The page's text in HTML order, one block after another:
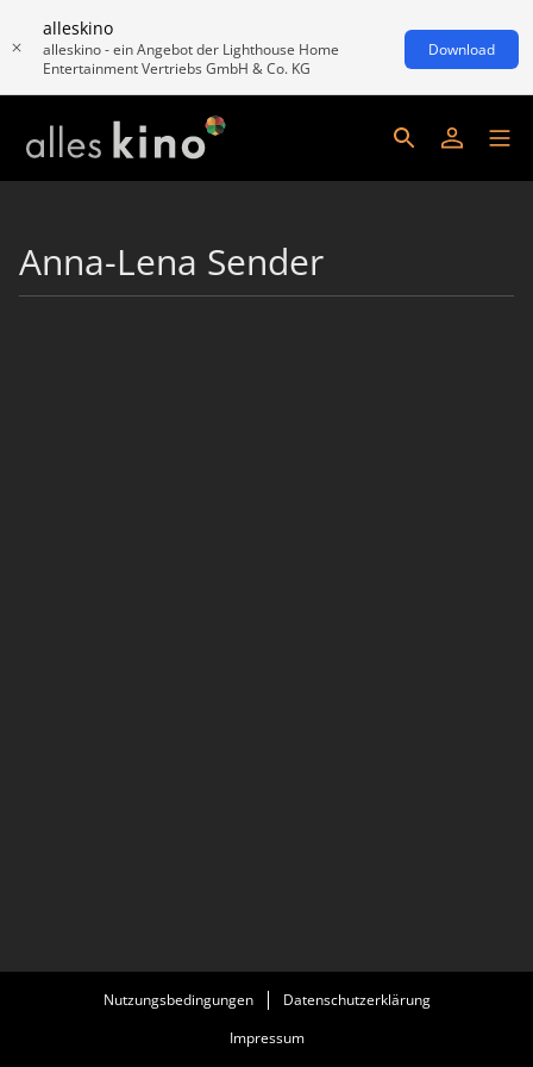
alleskino
alleskino - ein Angebot der Lighthouse Home
Entertainment Vertriebs GmbH & Co. KG
Download
Anna-Lena Sender
Nutzungsbedingungen
Datenschutzerklärung
Impressum